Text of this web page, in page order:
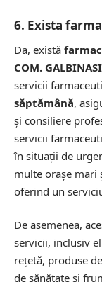
6. Exista
Da, există
COM.
servicii
săptămână,
și consiliere
servicii
în situații de
multe orașe mari
oferind un
De asemenea,
servicii, inclusiv
rețetă, produse
de sănătate și